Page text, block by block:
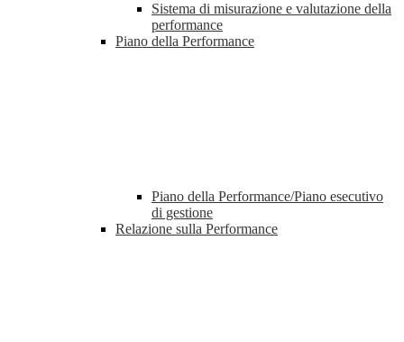
Sistema di misurazione e valutazione della
performance
Piano della Performance
Piano della Performance/Piano esecutivo
di gestione
Relazione sulla Performance